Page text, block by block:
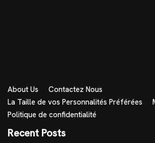
About Us
Contactez Nous
La Taille de vos Personnalités Préférées
Politique de confidentialité
Recent Posts